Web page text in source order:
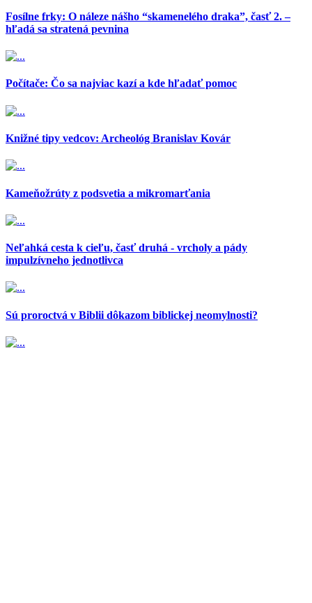
Fosílne frky: O náleze nášho “skamenelého draka”, časť 2. –
hľadá sa stratená pevnina
Počítače: Čo sa najviac kazí a kde hľadať pomoc
Knižné tipy vedcov: Archeológ Branislav Kovár
Kameňožrúty z podsvetia a mikromarťania
Neľahká cesta k cieľu, časť druhá - vrcholy a pády
impulzívneho jednotlivca
Sú proroctvá v Biblii dôkazom biblickej neomylnosti?